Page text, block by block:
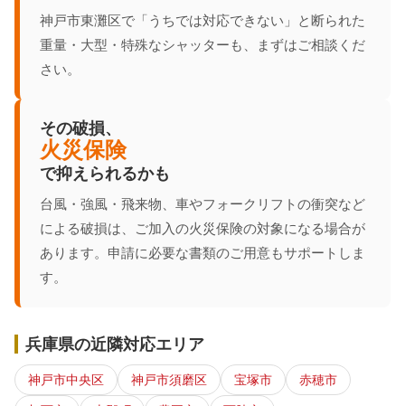
神戸市東灘区で「うちでは対応できない」と断られた
重量・大型・特殊なシャッターも、まずはご相談くだ
さい。
その破損、
火災保険
で抑えられるかも
台風・強風・飛来物、車やフォークリフトの衝突など
による破損は、ご加入の火災保険の対象になる場合が
あります。申請に必要な書類のご用意もサポートしま
す。
兵庫県の近隣対応エリア
神戸市中央区 神戸市須磨区 宝塚市
赤穂市